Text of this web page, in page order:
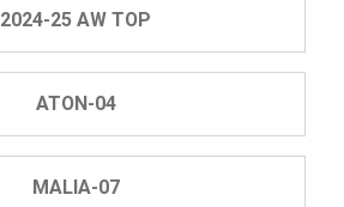
2024-25 AW TOP
ATON-04
MALIA-07